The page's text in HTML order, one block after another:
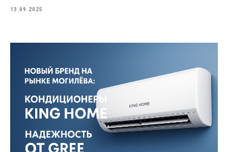
13.09.2025